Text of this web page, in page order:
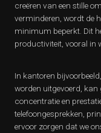
creëren van een stille
verminderen, wordt de
minimum beperkt. Dit
productiviteit, vooral in
In kantoren
worden uitgevoerd,
concentratie en
telefoongesprekken,
ervoor zorgen dat we